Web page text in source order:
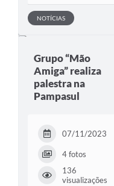
NOTÍCIAS
Grupo “Mão
Amiga” realiza
palestra na
Pampasul
07/11/2023
4 fotos
136
visualizações